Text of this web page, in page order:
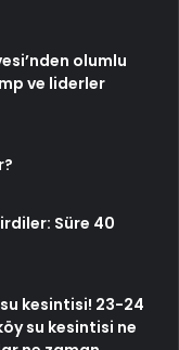
olumlu
ve liderler
Süre 40
su kesintisi! 23-24
su kesintisi ne